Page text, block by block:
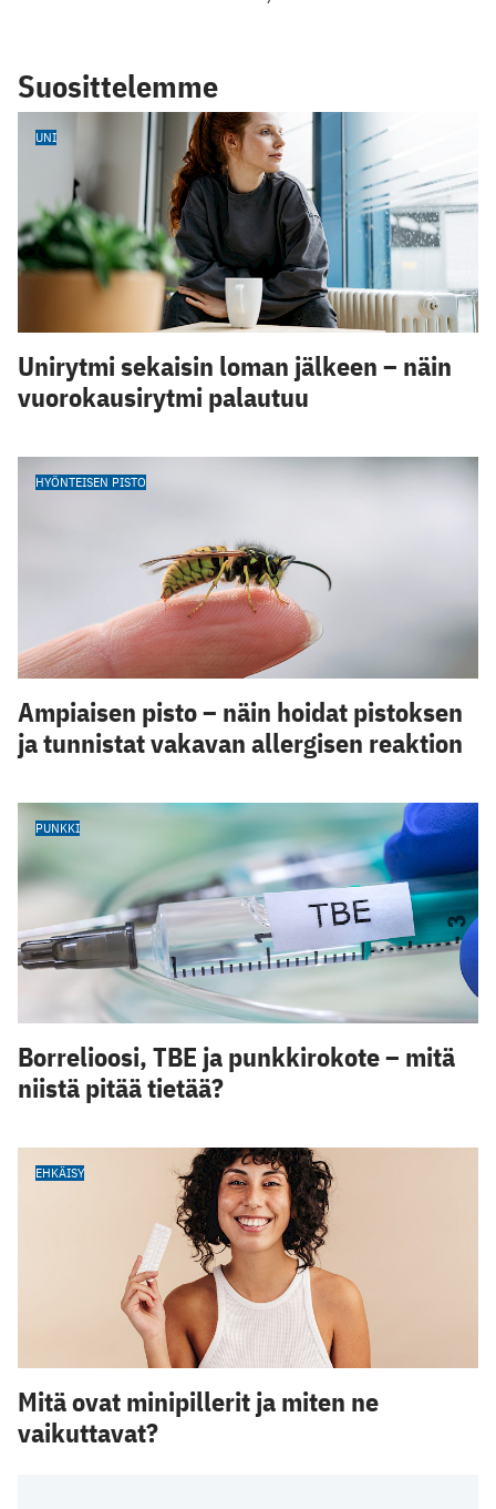
Suosittelemme
UNI
Unirytmi sekaisin loman jälkeen – näin
vuorokausirytmi palautuu
HYÖNTEISEN PISTO
Ampiaisen pisto – näin hoidat pistoksen
ja tunnistat vakavan allergisen reaktion
PUNKKI
Borrelioosi, TBE ja punkkirokote – mitä
niistä pitää tietää?
EHKÄISY
Mitä ovat minipillerit ja miten ne
vaikuttavat?